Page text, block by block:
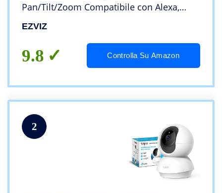
Pan/Tilt/Zoom Compatibile con Alexa,
Rotazione a 360°, Visione Notturna,
direzionale
EZVIZ
9.8 Controlla Su Amazon
2